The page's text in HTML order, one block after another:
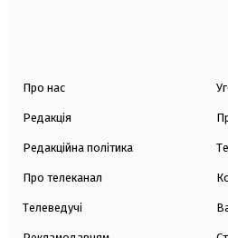
Про нас
Редакція
Редакційна політика
Про телеканал
Телеведучі